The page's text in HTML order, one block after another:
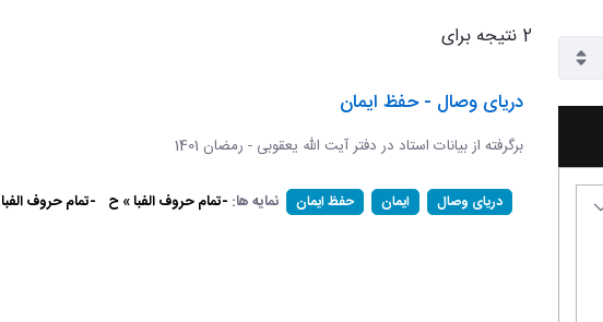
2 نتیجه برای
دریای وصال - حفظ ایمان
برگرفته از بیانات استاد در دفتر آیت الله یعقوبی - رمضان 1401
دریای وصال ایمان حفظ ایمان نمایه ها: -تمام حروف الفبا » ح -تمام حروف الفبا